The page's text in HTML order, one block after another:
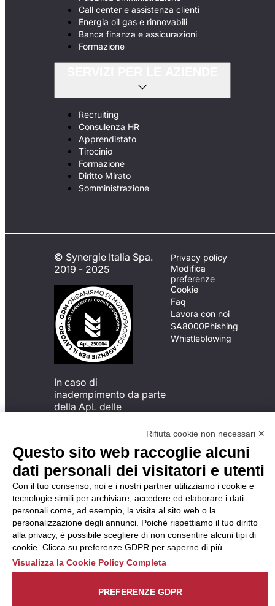
Call center e assistenza clienti
Energia oil gas e rinnovabili
Banca finanza e assicurazioni
Formazione
Recruiting
Consulenza HR
Apprendistato
Tirocinio
Formazione
Diritto Mirato
Somministrazione
© Synergie Italia Spa.
2019 - 2025
In caso di
inadempimento da parte
della ApL delle
del Codice di Condotta, è
possibile presentare un
reclamo
all’Organismo di
Monitoraggio utilizzando
una delle modalità
descritte al seguente
indirizzo web
https://odm-
agenzielavoro.it/reclami/ .
Privacy policy
Modifica
preferenze
Cookie
Faq
Lavora con noi
SA8000Phishing
Whistleblowing
Rifiuta cookie non necessari ✕
Questo sito web raccoglie alcuni
dati personali dei visitatori e utenti
Con il tuo consenso, noi e i nostri partner utilizziamo i cookie e
tecnologie simili per archiviare, accedere ed elaborare i dati
personali come, ad esempio, la visita al sito web o la
personalizzazione degli annunci. Poiché rispettiamo il tuo diritto
alla privacy, è possibile scegliere di non consentire alcuni tipi di
cookie. Clicca su preferenze GDPR per saperne di più.
Visualizza la Cookie Policy Completa
PREFERENZE GDPR